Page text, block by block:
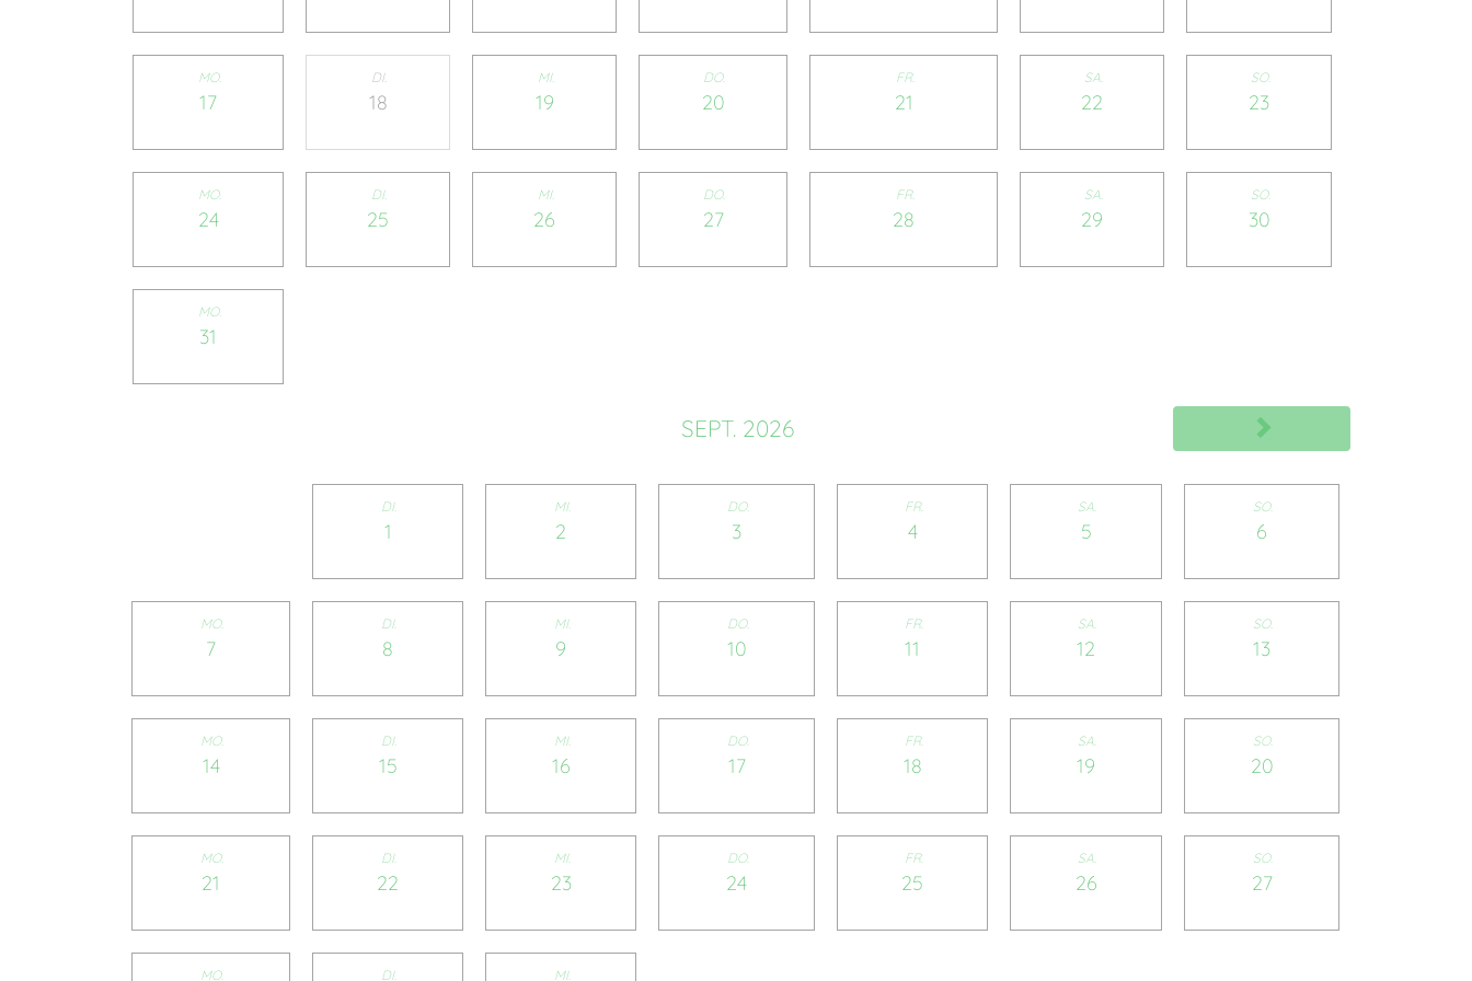
MO.
17
DI.
18
MI.
19
DO.
20
FR.
21
SA.
22
SO.
23
MO.
24
DI.
25
MI.
26
DO.
27
FR.
28
SA.
29
SO.
30
MO.
31
SEPT. 2026
DI.
1
MI.
2
DO.
3
FR.
4
SA.
5
SO.
6
MO.
7
DI.
8
MI.
9
DO.
10
FR.
11
SA.
12
SO.
13
MO.
14
DI.
15
MI.
16
DO.
17
FR.
18
SA.
19
SO.
20
MO.
21
DI.
22
MI.
23
DO.
24
FR.
25
SA.
26
SO.
27
MO. DI. MI.